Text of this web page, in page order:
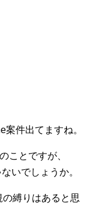
件出てますね。
ことですが、
いでしょうか。
縛りはあると思